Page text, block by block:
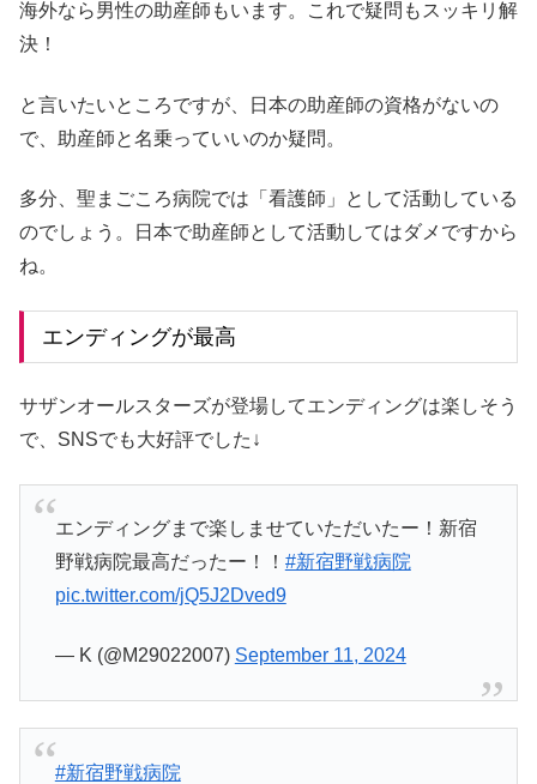
海外なら男性の助産師もいます。これで疑問もスッキリ解
決！
と言いたいところですが、日本の助産師の資格がないの
で、助産師と名乗っていいのか疑問。
多分、聖まごころ病院では「看護師」として活動している
のでしょう。日本で助産師として活動してはダメですから
ね。
エンディングが最高
サザンオールスターズが登場してエンディングは楽しそう
で、SNSでも大好評でした↓
エンディングまで楽しませていただいたー！新宿
野戦病院最高だったー！！ #新宿野戦病院
pic.twitter.com/jQ5J2Dved9
— K (@M29022007) September 11, 2024
#新宿野戦病院